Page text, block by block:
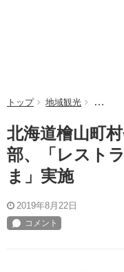
トップ 地域観光 北海道
北海道檜山町
部、「レスト
ま」実施
2019年8月22日